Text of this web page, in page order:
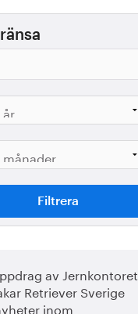
av Jernkontoret
Retriever Sverige
inom